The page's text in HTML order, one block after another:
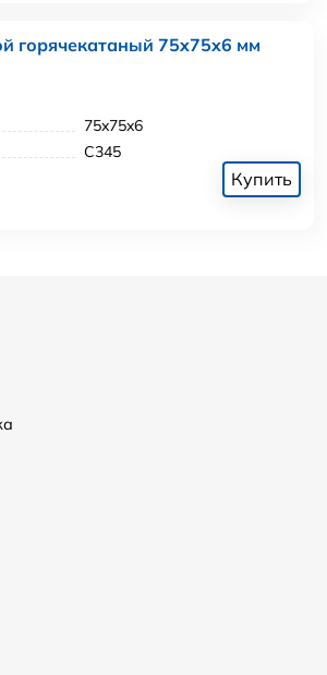
горячекатаный 75x75x6 мм
75x75x6
С345
Купить